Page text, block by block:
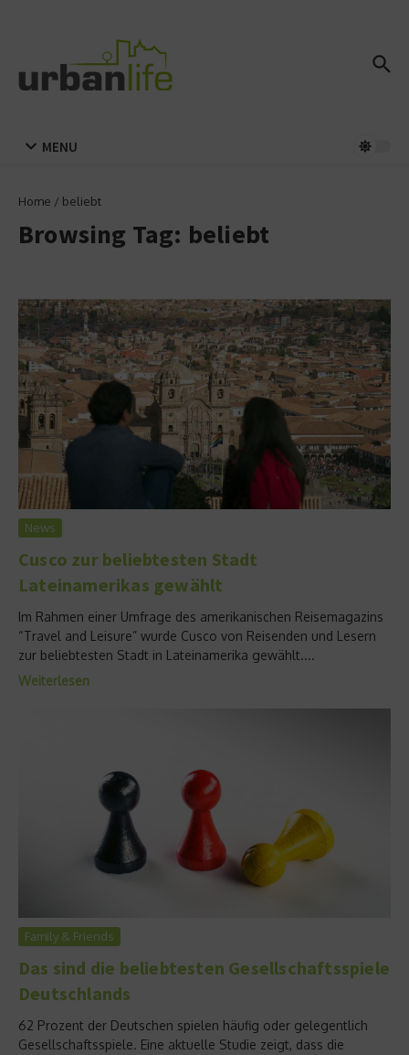
MENU
Home / beliebt
Browsing Tag: beliebt
News
Cusco zur beliebtesten Stadt
Lateinamerikas gewählt
Im Rahmen einer Umfrage des amerikanischen Reisemagazins
“Travel and Leisure” wurde Cusco von Reisenden und Lesern
zur beliebtesten Stadt in Lateinamerika gewählt....
Weiterlesen
Family & Friends
Das sind die beliebtesten Gesellschaftsspiele
Deutschlands
62 Prozent der Deutschen spielen häufig oder gelegentlich
Gesellschaftsspiele. Eine aktuelle Studie zeigt, dass die